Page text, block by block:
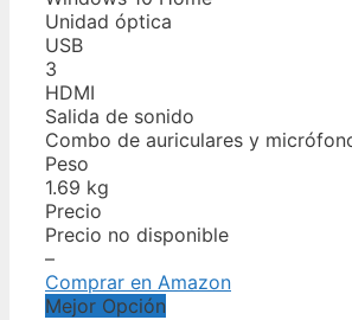
Unidad óptica
USB
3
HDMI
Salida de sonido
Combo de auriculares y
Peso
1.69 kg
Precio
Precio no disponible
–
Comprar en Amazon
Mejor Opción